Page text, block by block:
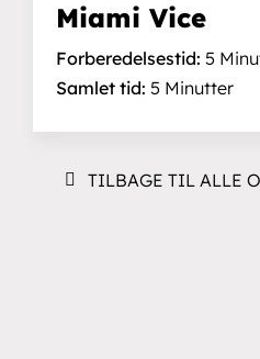
Miami Vice
Forberedelsestid: 5
Samlet tid: 5 Minutter
TILBAGE TIL ALLE